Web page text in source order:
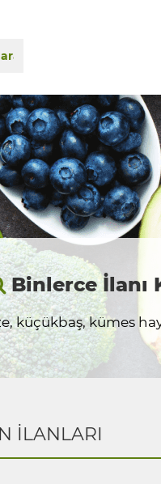
Binlerce İlanı
küçükbaş, kümes
İLANLARI